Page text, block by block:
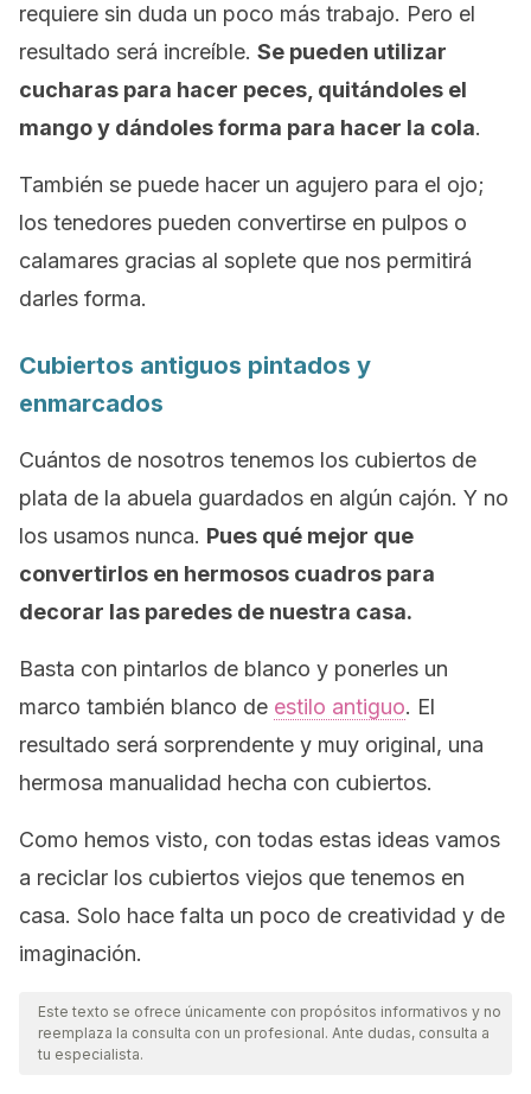
requiere sin duda un poco más trabajo. Pero el
resultado será increíble. Se pueden utilizar
cucharas para hacer peces, quitándoles el
mango y dándoles forma para hacer la cola.
También se puede hacer un agujero para el ojo;
los tenedores pueden convertirse en pulpos o
calamares gracias al soplete que nos permitirá
darles forma.
Cubiertos antiguos pintados y
enmarcados
Cuántos de nosotros tenemos los cubiertos de
plata de la abuela guardados en algún cajón. Y no
los usamos nunca. Pues qué mejor que
convertirlos en hermosos cuadros para
decorar las paredes de nuestra casa.
Basta con pintarlos de blanco y ponerles un
marco también blanco de estilo antiguo. El
resultado será sorprendente y muy original, una
hermosa manualidad hecha con cubiertos.
Como hemos visto, con todas estas ideas vamos
a reciclar los cubiertos viejos que tenemos en
casa. Solo hace falta un poco de creatividad y de
imaginación.
Este texto se ofrece únicamente con propósitos informativos y no
reemplaza la consulta con un profesional. Ante dudas, consulta a
tu especialista.